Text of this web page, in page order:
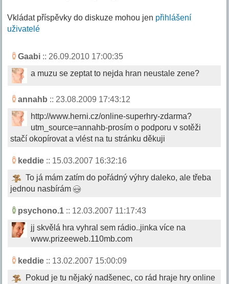
Vkládat příspěvky do diskuze mohou jen přihlášení
uživatelé
Gaabi :: 26.09.2010 17:00:35
a muzu se zeptat to nejda hran neustale zene?
annahb :: 23.08.2009 17:43:12
http://www.herni.cz/online-superhry-zdarma?
utm_source=annahb-prosím o podporu v sotěži
stačí okopírovat a vlést na tu stránku děkuji
keddie :: 15.03.2007 16:32:16
To já mám zatím do pořádný výhry daleko, ale třeba
jednou nasbírám
psychono.1 :: 12.03.2007 11:17:43
jj skvělá hra vyhral sem rádio..jinka více na
www.prizeeweb.110mb.com
keddie :: 13.02.2007 15:00:09
Pokud je tu nějaký nadšenec, co rád hraje hry online